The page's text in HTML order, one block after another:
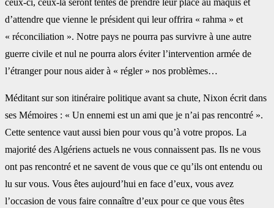
d’attendre que vienne le président qui leur offrira « rahma » et
« réconciliation ». Notre pays ne pourra pas survivre à une autre
guerre civile et nul ne pourra alors éviter l’intervention armée de
l’étranger pour nous aider à « régler » nos problèmes…
Méditant sur son itinéraire politique avant sa chute, Nixon écrit dans
ses Mémoires : « Un ennemi est un ami que je n’ai pas rencontré ».
Cette sentence vaut aussi bien pour vous qu’à votre propos. La
majorité des Algériens actuels ne vous connaissent pas. Ils ne vous
ont pas rencontré et ne savent de vous que ce qu’ils ont entendu ou
lu sur vous. Vous êtes aujourd’hui en face d’eux, vous avez
l’occasion de vous faire connaître d’eux pour ce que vous êtes